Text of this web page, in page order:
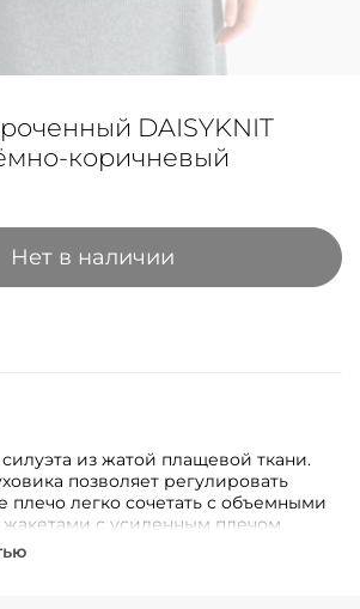
DAISYKNIT
коричневый
Нет в наличии
из жатой плащевой ткани.
позволяет регулировать
легко сочетать с объемными
с усиленным плечом.